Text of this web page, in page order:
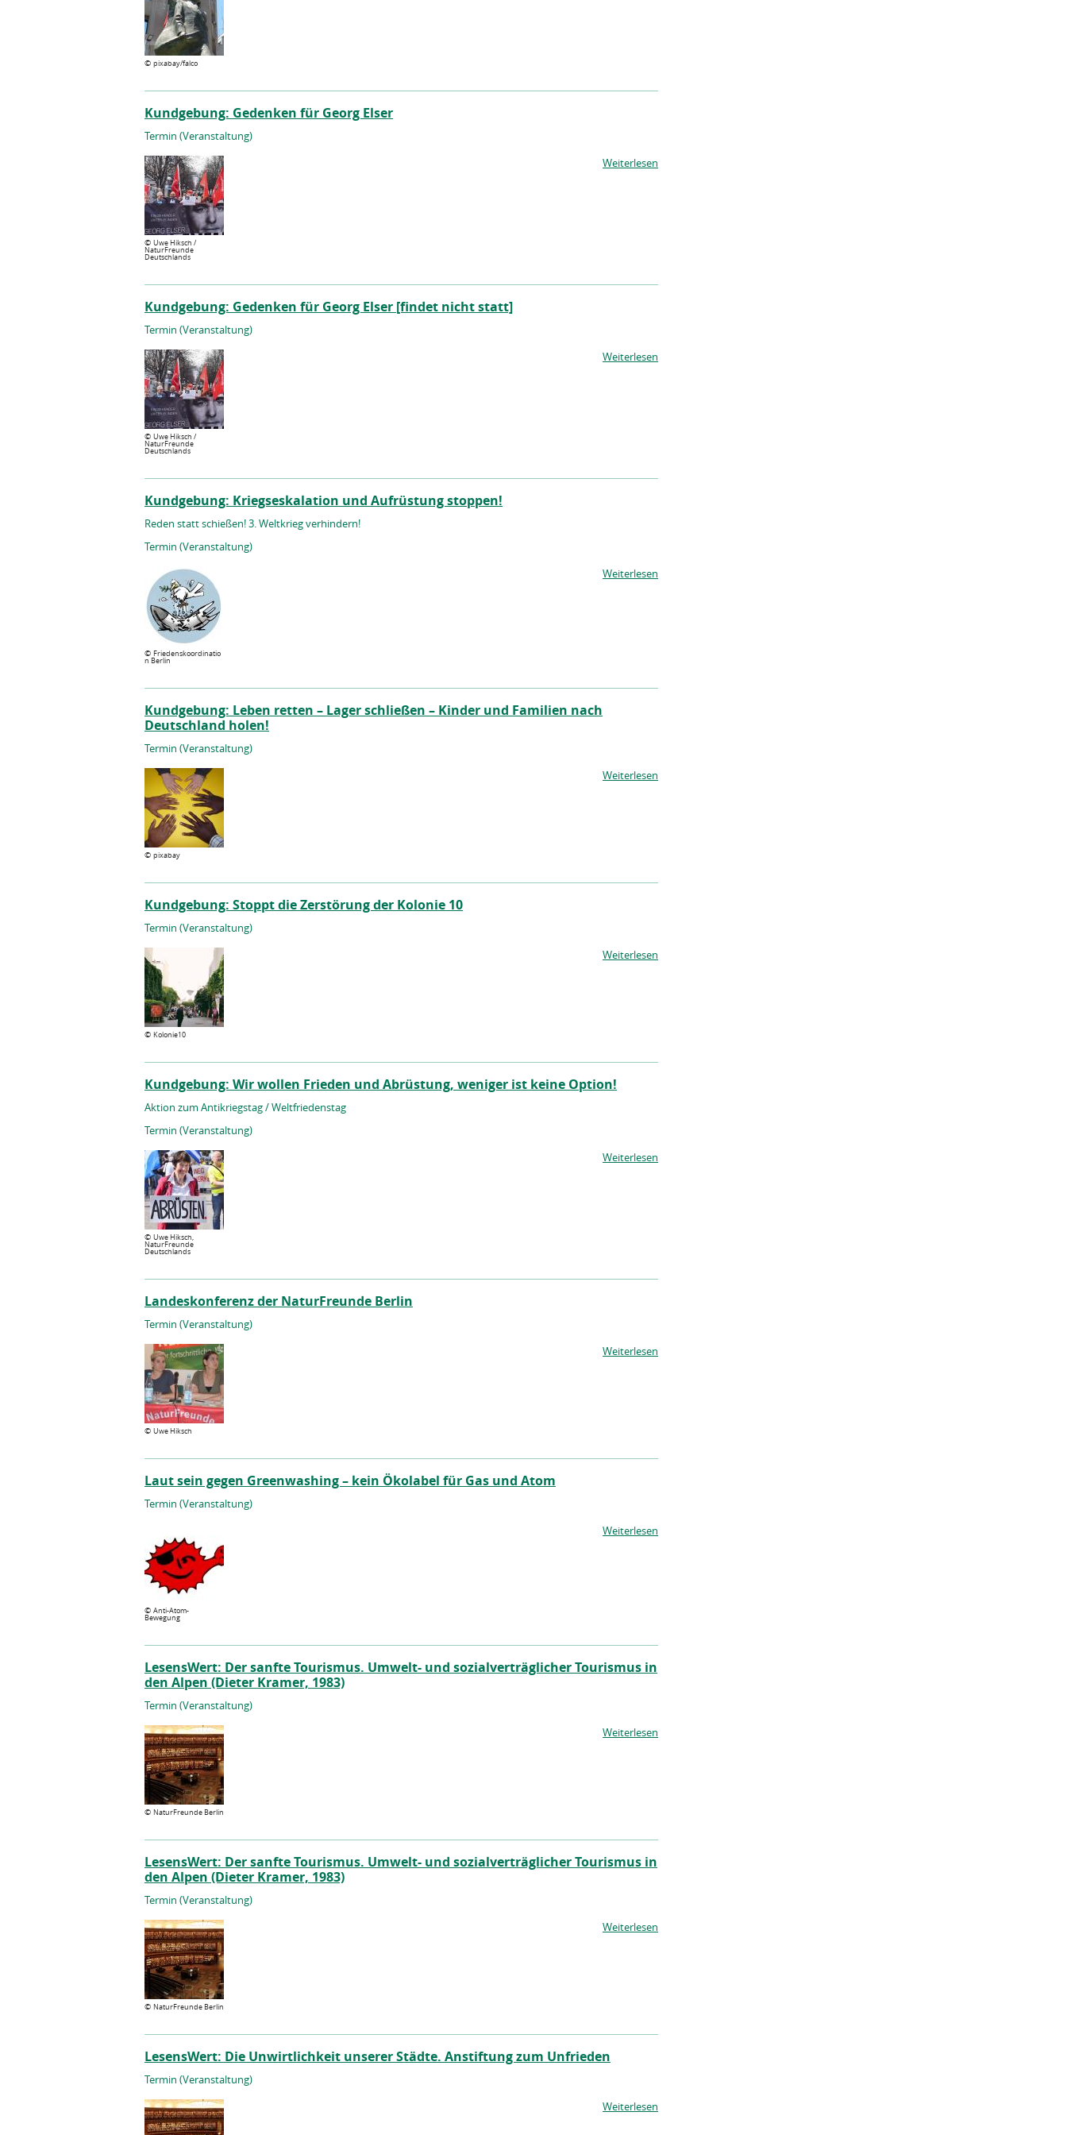
© pixabay/falco
Kundgebung: Gedenken für Georg Elser
Termin (Veranstaltung)
© Uwe Hiksch /
NaturFreunde
Deutschlands
Weiterlesen
Kundgebung: Gedenken für Georg Elser [findet nicht statt]
Termin (Veranstaltung)
© Uwe Hiksch /
NaturFreunde
Deutschlands
Weiterlesen
Kundgebung: Kriegseskalation und Aufrüstung stoppen!
Reden statt schießen! 3. Weltkrieg verhindern!
Termin (Veranstaltung)
© Friedenskoordinatio
n Berlin
Weiterlesen
Kundgebung: Leben retten – Lager schließen – Kinder und Familien nach
Deutschland holen!
Termin (Veranstaltung)
© pixabay
Weiterlesen
Kundgebung: Stoppt die Zerstörung der Kolonie 10
Termin (Veranstaltung)
© Kolonie10
Weiterlesen
Kundgebung: Wir wollen Frieden und Abrüstung, weniger ist keine Option!
Aktion zum Antikriegstag / Weltfriedenstag
Termin (Veranstaltung)
© Uwe Hiksch,
NaturFreunde
Deutschlands
Weiterlesen
Landeskonferenz der NaturFreunde Berlin
Termin (Veranstaltung)
© Uwe Hiksch
Weiterlesen
Laut sein gegen Greenwashing – kein Ökolabel für Gas und Atom
Termin (Veranstaltung)
© Anti-Atom-
Bewegung
Weiterlesen
LesensWert: Der sanfte Tourismus. Umwelt- und sozialverträglicher Tourismus in
den Alpen (Dieter Kramer, 1983)
Termin (Veranstaltung)
© NaturFreunde Berlin
Weiterlesen
LesensWert: Der sanfte Tourismus. Umwelt- und sozialverträglicher Tourismus in
den Alpen (Dieter Kramer, 1983)
Termin (Veranstaltung)
© NaturFreunde Berlin
Weiterlesen
LesensWert: Die Unwirtlichkeit unserer Städte. Anstiftung zum Unfrieden
Termin (Veranstaltung)
Weiterlesen